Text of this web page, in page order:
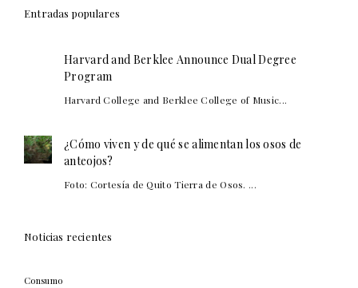
Entradas populares
Harvard and Berklee Announce Dual Degree
Program
Harvard College and Berklee College of Music...
¿Cómo viven y de qué se alimentan los osos de
anteojos?
Foto: Cortesía de Quito Tierra de Osos. ...
Noticias recientes
Consumo